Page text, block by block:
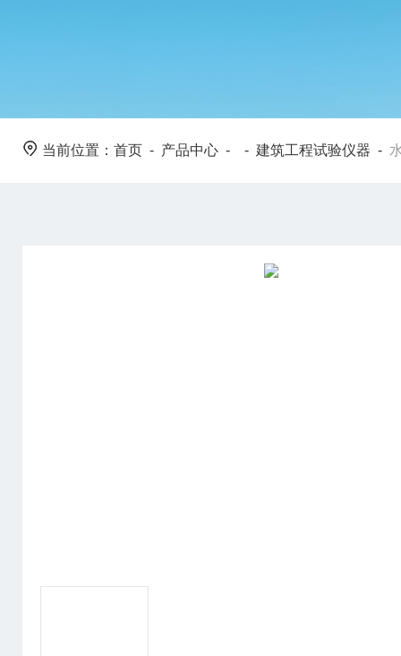
当前位置： 首页 - 产品中心 - - 建筑工程试验仪器 -